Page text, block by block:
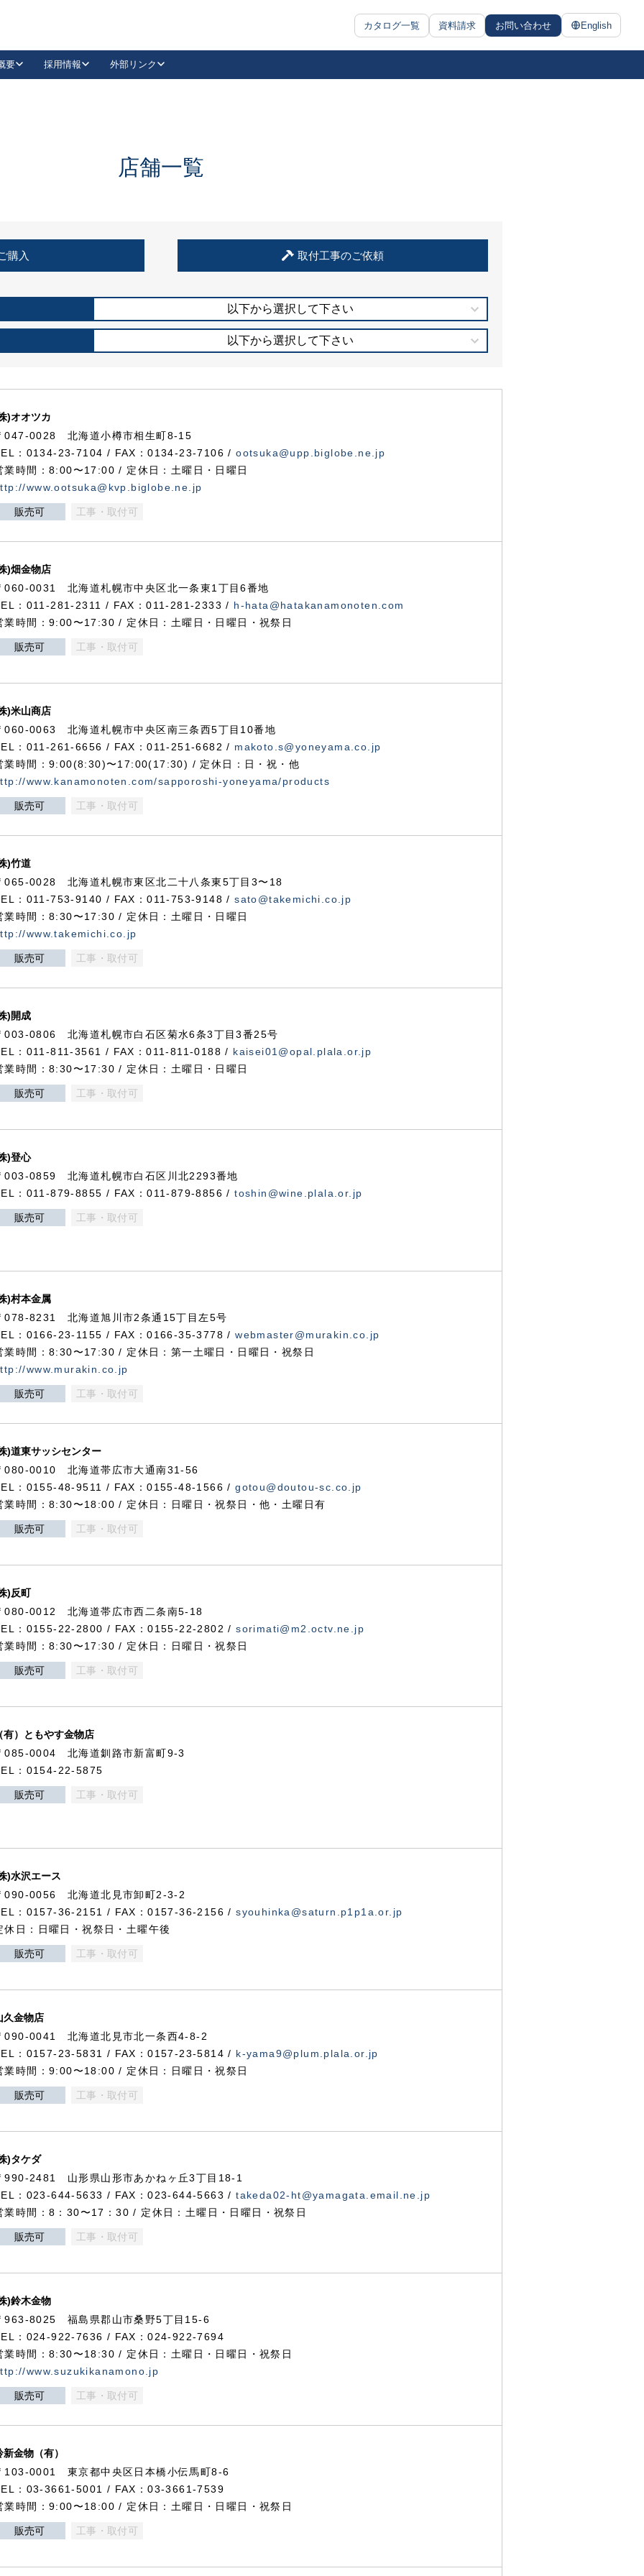
カタログ一覧 資料請求 お問い合わせ English
抗ウイルス・抗菌製品
要 採用情報 外部リンク
LinkedIn
住宅使用部材標準化推進協議会
店舗一覧
購入 取付工事のご依頼
以下から選択して下さい
以下から選択して下さい
)オオツカ
047-0028 北海道小樽市相生町8-15
：0134-23-7104 / FAX：0134-23-7106 /ootsuka@upp.biglobe.ne.jp
業時間：8:00〜17:00 / 定休日：土曜日・日曜日
www.ootsuka@kvp.biglobe.ne.jp
販売可 工事・取付可
)畑金物店
060-0031 北海道札幌市中央区北一条東1丁目6番地
：011-281-2311 / FAX：011-281-2333 / h-hata@hatakanamonoten.com
業時間：9:00〜17:30 / 定休日：土曜日・日曜日・祝祭日
販売可 工事・取付可
)米山商店
060-0063 北海道札幌市中央区南三条西5丁目10番地
：011-261-6656 / FAX：011-251-6682 / makoto.s@yoneyama.co.jp
業時間：9:00(8:30)〜17:00(17:30) / 定休日：日・祝・他
www.kanamonoten.com/sapporoshi-yoneyama/products
販売可 工事・取付可
)竹道
065-0028 北海道札幌市東区北二十八条東5丁目3〜18
：011-753-9140 / FAX：011-753-9148 /sato@takemichi.co.jp
業時間：8:30〜17:30 / 定休日：土曜日・日曜日
www.takemichi.co.jp
販売可 工事・取付可
)開成
003-0806 北海道札幌市白石区菊水6条3丁目3番25号
：011-811-3561 / FAX：011-811-0188 / kaisei01@opal.plala.or.jp
業時間：8:30〜17:30 / 定休日：土曜日・日曜日
販売可 工事・取付可
)登心
003-0859 北海道札幌市白石区川北2293番地
：011-879-8855 / FAX：011-879-8856 /toshin@wine.plala.or.jp
販売可 工事・取付可
)村本金属
078-8231 北海道旭川市2条通15丁目左5号
：0166-23-1155 / FAX：0166-35-3778 /webmaster@murakin.co.jp
業時間：8:30〜17:30 / 定休日：第一土曜日・日曜日・祝祭日
www.murakin.co.jp
販売可 工事・取付可
)道東サッシセンター
080-0010 北海道帯広市大通南31-56
：0155-48-9511 / FAX：0155-48-1566 /gotou@doutou-sc.co.jp
業時間：8:30〜18:00 / 定休日：日曜日・祝祭日・他・土曜日有
販売可 工事・取付可
)反町
080-0012 北海道帯広市西二条南5-18
：0155-22-2800 / FAX：0155-22-2802 /sorimati@m2.octv.ne.jp
業時間：8:30〜17:30 / 定休日：日曜日・祝祭日
販売可 工事・取付可
有）ともやす金物店
085-0004 北海道釧路市新富町9-3
：0154-22-5875
販売可 工事・取付可
)水沢エース
090-0056 北海道北見市卸町2-3-2
：0157-36-2151 / FAX：0157-36-2156 /syouhinka@saturn.p1p1a.or.jp
休日：日曜日・祝祭日・土曜午後
販売可 工事・取付可
久金物店
090-0041 北海道北見市北一条西4-8-2
：0157-23-5831 / FAX：0157-23-5814 / k-yama9@plum.plala.or.jp
業時間：9:00〜18:00 / 定休日：日曜日・祝祭日
販売可 工事・取付可
)タケダ
990-2481 山形県山形市あかねヶ丘3丁目18-1
：023-644-5633 / FAX：023-644-5663 /takeda02-ht@yamagata.email.ne.jp
業時間：8：30〜17：30 / 定休日：土曜日・日曜日・祝祭日
販売可 工事・取付可
)鈴木金物
963-8025 福島県郡山市桑野5丁目15-6
：024-922-7636 / FAX：024-922-7694
業時間：8:30〜18:30 / 定休日：土曜日・日曜日・祝祭日
www.suzukikanamono.jp
販売可 工事・取付可
新金物（有）
103-0001 東京都中央区日本橋小伝馬町8-6
：03-3661-5001 / FAX：03-3661-7539
業時間：9:00〜18:00 / 定休日：土曜日・日曜日・祝祭日
販売可 工事・取付可